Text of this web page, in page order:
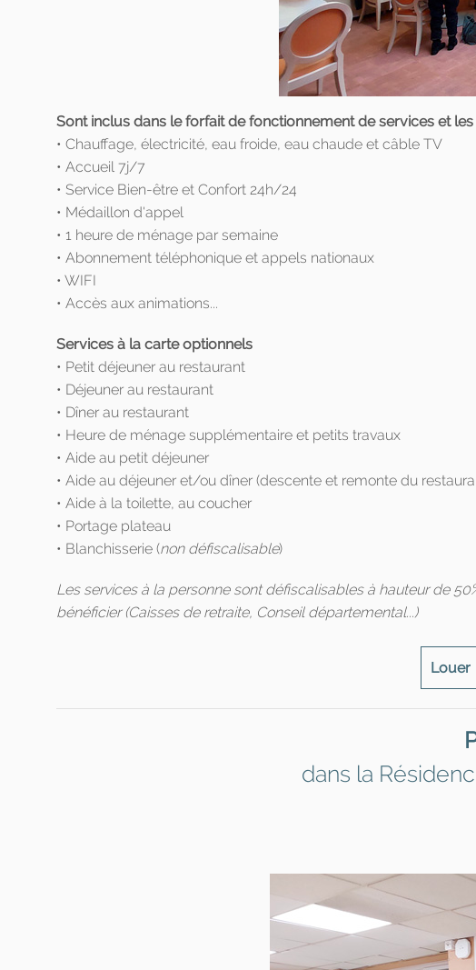
Sont inclus dans le forfait de fonctionnement de services et
• Chauffage, électricité, eau froide, eau chaude et câble TV
• Accueil 7j/7
• Service Bien-être et Confort 24h/24
• Médaillon d'appel
• 1 heure de ménage par semaine
• Abonnement téléphonique et appels nationaux
• WIFI
• Accès aux animations...
Services à la carte optionnels
• Petit déjeuner au restaurant
• Déjeuner au restaurant
• Dîner au restaurant
• Heure de ménage supplémentaire et petits travaux
• Aide au petit déjeuner
• Aide au déjeuner et/ou dîner (descente et remonte du
• Aide à la toilette, au coucher
• Portage plateau
• Blanchisserie (non défiscalisable)
Les services à la personne sont défiscalisables à hauteur de
bénéficier (Caisses de retraite, Conseil départemental...)
Louer
dans la